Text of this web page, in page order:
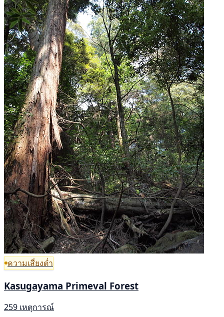
ความเสี่ยงต่ำ
Kasugayama Primeval Forest
259 เหตุการณ์